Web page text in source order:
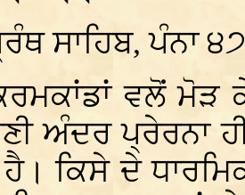
ਸਾਹਿਬ, ਪੰਨਾ
ਵਲੋਂ ਮੋੜ
ਅੰਦਰ ਪ੍ਰੇਰਨਾ
ਹੈ। ਕਿਸੇ ਦੇ